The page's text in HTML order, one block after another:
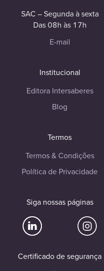
SAC – Segunda à sexta
Das 08h às 17h
E-mail
Institucional
Editora Intersaberes
Blog
Termos
Termos & Condições
Política de Privacidade
Siga nossas páginas
Certificado de segurança